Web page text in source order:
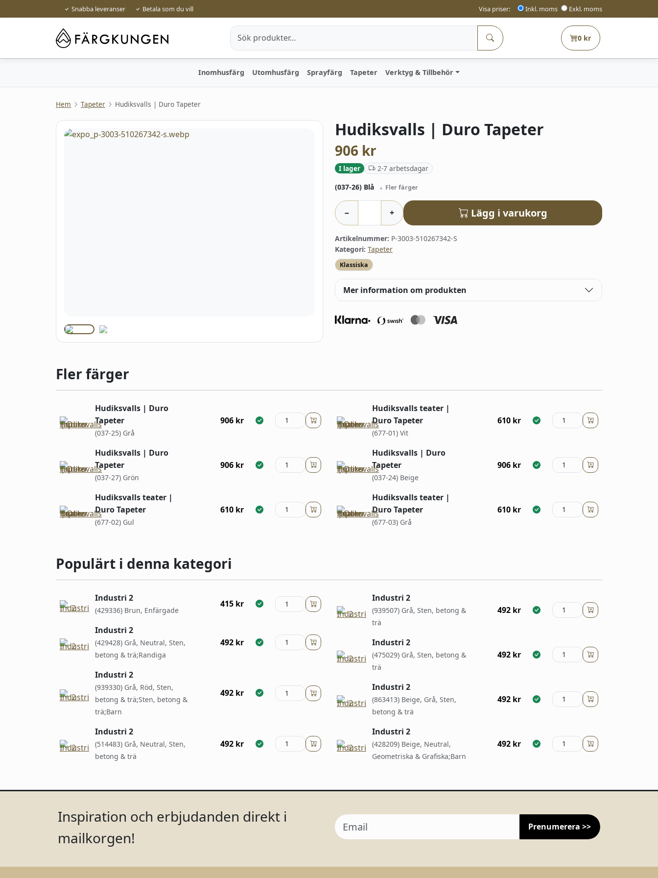
Snabba leveranser Betala som du vill Visa priser: Inkl. moms Exkl. moms
0 kr
Inomhusfärg Utomhusfärg Sprayfärg Tapeter Verktyg & Tillbehör
Hem Tapeter Hudiksvalls | Duro Tapeter
Hudiksvalls | Duro Tapeter
906 kr
I lager 2-7 arbetsdagar
(037-26) Blå Fler färger
− + Lägg i varukorg
Artikelnummer: P-3003-510267342-S
Kategori: Tapeter
Klassiska
Mer information om produkten
Fler färger
Hudiksvalls | Duro
Tapeter
(037-25) Grå
906 kr
Hudiksvalls | Duro
Tapeter
(037-27) Grön
906 kr
Hudiksvalls teater |
Duro Tapeter
(677-02) Gul
610 kr
Hudiksvalls teater |
Duro Tapeter
(677-01) Vit
610 kr
Hudiksvalls | Duro
Tapeter
(037-24) Beige
906 kr
Hudiksvalls teater |
Duro Tapeter
(677-03) Grå
610 kr
Populärt i denna kategori
Industri 2
(429336) Brun, Enfärgade
415 kr
Industri 2
(429428) Grå, Neutral, Sten,
betong & trä;Randiga
492 kr
Industri 2
(939330) Grå, Röd, Sten,
betong & trä;Sten, betong &
trä;Barn
492 kr
Industri 2
(514483) Grå, Neutral, Sten,
betong & trä
492 kr
Industri 2
(939507) Grå, Sten, betong &
trä
492 kr
Industri 2
(475029) Grå, Sten, betong &
trä
492 kr
Industri 2
(863413) Beige, Grå, Sten,
betong & trä
492 kr
Industri 2
(428209) Beige, Neutral,
Geometriska & Grafiska;Barn
492 kr
Inspiration och erbjudanden direkt i
mailkorgen!
Prenumerera >>